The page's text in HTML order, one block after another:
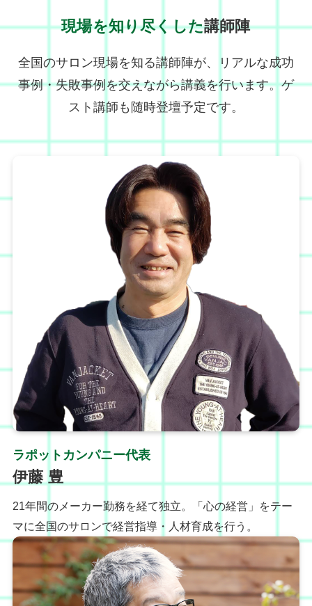
現場を知り尽くした講師陣
全国のサロン現場を知る講師陣が、リアルな成功
事例・失敗事例を交えながら講義を行います。ゲ
スト講師も随時登壇予定です。
ラポットカンパニー代表
伊藤 豊
21年間のメーカー勤務を経て独立。「心の経営」をテー
マに全国のサロンで経営指導・人材育成を行う。